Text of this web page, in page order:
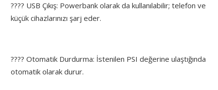
???? USB Çıkış: Powerbank olarak da kullanılabilir; telefon ve
küçük cihazlarınızı şarj eder.
????️ Otomatik Durdurma: İstenilen PSI değerine ulaştığında
otomatik olarak durur.